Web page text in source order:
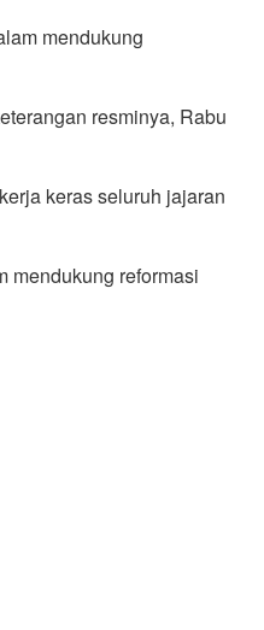
mendukung
resminya, Rabu
keras seluruh jajaran
mendukung reformasi